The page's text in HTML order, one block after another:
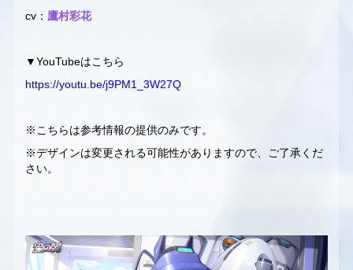
cv： 鷹村彩花
▼YouTubeはこちら
https://youtu.be/j9PM1_3W27Q
※こちらは参考情報の提供のみです。
※デザインは変更される可能性がありますので、ご了承くだ
さい。